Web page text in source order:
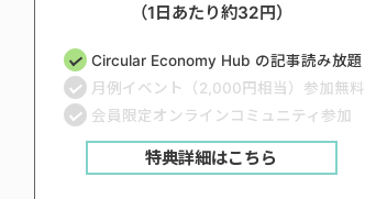
（1日あたり約32円）
Circular Economy Hub の記事読み放題
月例イベント（2,000円相当）参加無料
会員限定オンラインコミュニティ参加
特典詳細はこちら